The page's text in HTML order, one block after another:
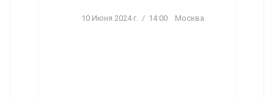
10 Июня 2024 г. / 14:00 Москва